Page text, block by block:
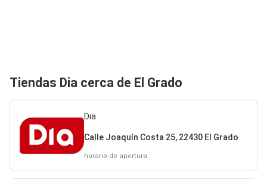
Tiendas Dia cerca de El Grado
Dia
Calle Joaquín Costa 25, 22430 El Grado
horario de apertura